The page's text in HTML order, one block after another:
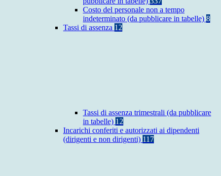
Costo del personale non a tempo
indeterminato (da pubblicare in tabelle) 8
Tassi di assenza 12
Tassi di assenza trimestrali (da pubblicare
in tabelle) 12
Incarichi conferiti e autorizzati ai dipendenti
(dirigenti e non dirigenti) 117